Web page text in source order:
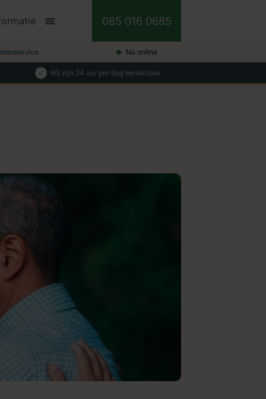
085 016 0685
Nu online
Wij zijn 24 uur per dag bereikbaar